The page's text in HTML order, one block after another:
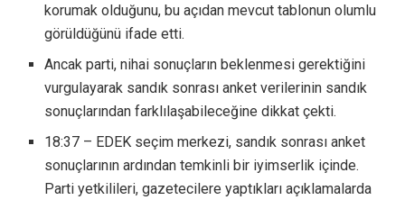
korumak olduğunu, bu açıdan mevcut tablonun olumlu
görüldüğünü ifade etti.
Ancak parti, nihai sonuçların beklenmesi gerektiğini
vurgulayarak sandık sonrası anket verilerinin sandık
sonuçlarından farklılaşabileceğine dikkat çekti.
18:37 – EDEK seçim merkezi, sandık sonrası anket
sonuçlarının ardından temkinli bir iyimserlik içinde.
Parti yetkilileri, gazetecilere yaptıkları açıklamalarda